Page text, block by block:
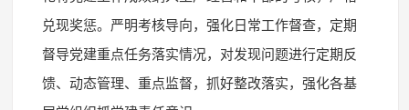
兑现奖惩。严明考核导向，强化日常工作督查，定期
督导党建重点任务落实情况，对发现问题进行定期反
馈、动态管理、重点监督，抓好整改落实，强化各基